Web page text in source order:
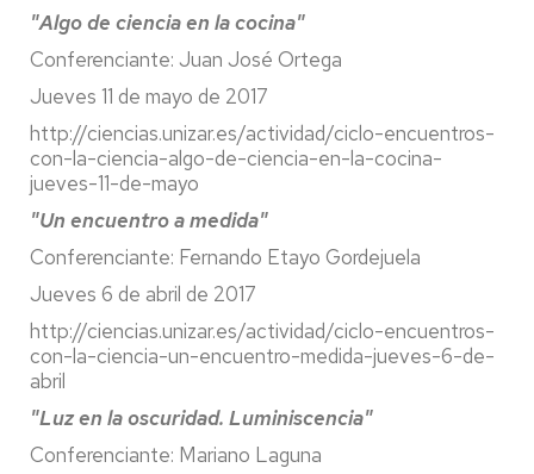
"Algo de ciencia en la cocina"
Conferenciante: Juan José Ortega
Jueves 11 de mayo de 2017
http://ciencias.unizar.es/actividad/ciclo-encuentros-
con-la-ciencia-algo-de-ciencia-en-la-cocina-
jueves-11-de-mayo
"Un encuentro a medida"
Conferenciante: Fernando Etayo Gordejuela
Jueves 6 de abril de 2017
http://ciencias.unizar.es/actividad/ciclo-encuentros-
con-la-ciencia-un-encuentro-medida-jueves-6-de-
abril
"Luz en la oscuridad. Luminiscencia"
Conferenciante: Mariano Laguna